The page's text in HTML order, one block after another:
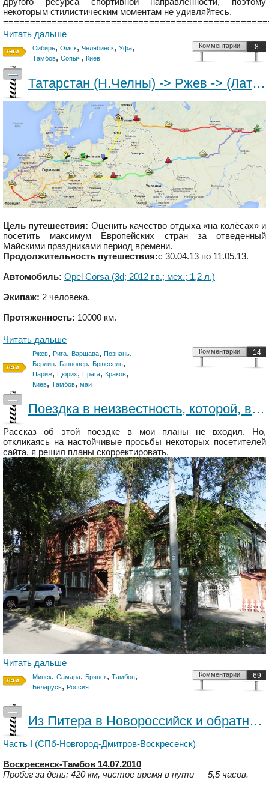
некоторым стилистическим моментам не удивляйтесь.
Читать дальше
Сибирь, Омск, Челябинск, Уфа,
Тамбов, Сопыч, Киев
8
Комментарии
—
Татарстан (Н.Челны) -> Ржев -> (Латвия-Польша-Германия-Франция-Швейцария-Чехия-Польша-Украина) -> Тамбов -> Татарстан (Н.Челны)
Цель путешествия: Оценить качество отдыха «на колёсах» и
посетить максимум Европейских стран за отведенный
Майскими праздниками период времени.
Продолжительность путешествия:с 30.04.13 по 11.05.13.
Автомобиль: Opel Corsa (3d; 2012 г.в.; мех.; 1,2 л.)
Экипаж: 2 человека.
Протяженность: 10000 км.
Читать дальше
Ржев, Рига, Варшава, Познань,
Берлин, Ганновер, Брюссель,
Париж, Цюрих, Прага, Краков,
Киев, Тамбов, май
14
Комментарии
—
Поездка в неизвестность, которой, возможно, и не было.
Рассказ об этой поездке в мои планы не входил. Но,
откликаясь на настойчивые просьбы некоторых посетителей
сайта, я решил планы скорректировать.
Читать дальше
Минск, Самара, Брянск, Тамбов,
Беларусь, Россия
69
Комментарии
—
Из Питера в Новороссийск и обратно разными путями (июль 2010) - Часть II Московская обл. - Волгоград
Часть I (СПб-Новгород-Дмитров-Воскресенск)
Воскресенск-Тамбов 14.07.2010
Пробег за день: 420 км, чистое время в пути — 5,5 часов.